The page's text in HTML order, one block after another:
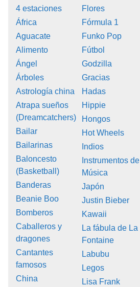
4 estaciones
África
Aguacate
Alimento
Ángel
Árboles
Astrología china
Atrapa sueños
(Dreamcatchers)
Bailar
Bailarinas
Baloncesto
(Basketball)
Banderas
Beanie Boo
Bomberos
Caballeros y
dragones
Cantantes
famosos
China
Flores
Fórmula 1
Funko Pop
Fútbol
Godzilla
Gracias
Hadas
Hippie
Hongos
Hot Wheels
Indios
Instrumentos de
Música
Japón
Justin Bieber
Kawaii
La fábula de La
Fontaine
Labubu
Legos
Lisa Frank